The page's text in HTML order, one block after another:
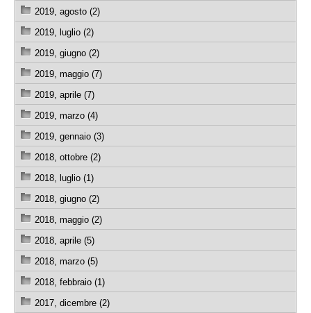
2019, agosto (2)
2019, luglio (2)
2019, giugno (2)
2019, maggio (7)
2019, aprile (7)
2019, marzo (4)
2019, gennaio (3)
2018, ottobre (2)
2018, luglio (1)
2018, giugno (2)
2018, maggio (2)
2018, aprile (5)
2018, marzo (5)
2018, febbraio (1)
2017, dicembre (2)